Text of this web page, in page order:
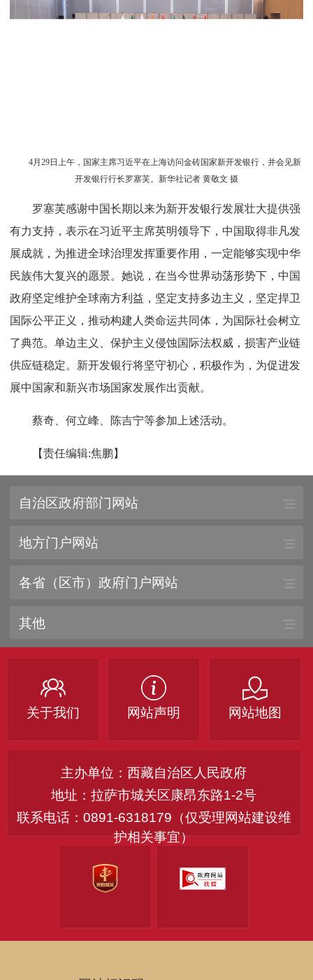
4月29日上午，国家主席习近平在上海访问金砖国家新开发银行，并会见新
开发银行行长罗塞芙。新华社记者 黄敬文 摄
罗塞芙感谢中国长期以来为新开发银行发展壮大提供强
有力支持，表示在习近平主席英明领导下，中国取得非凡发
展成就，为推进全球治理发挥重要作用，一定能够实现中华
民族伟大复兴的愿景。她说，在当今世界动荡形势下，中国
政府坚定维护全球南方利益，坚定支持多边主义，坚定捍卫
国际公平正义，推动构建人类命运共同体，为国际社会树立
了典范。单边主义、保护主义侵蚀国际法权威，损害产业链
供应链稳定。新开发银行将坚守初心，积极作为，为促进发
展中国家和新兴市场国家发展作出贡献。
蔡奇、何立峰、陈吉宁等参加上述活动。
【责任编辑:焦鹏】
自治区政府部门网站
地方门户网站
各省（区市）政府门户网站
其他
关于我们 网站声明 网站地图
主办单位：西藏自治区人民政府
地址：拉萨市城关区康昂东路1-2号
联系电话：0891-6318179（仅受理网站建设维
护相关事宜）